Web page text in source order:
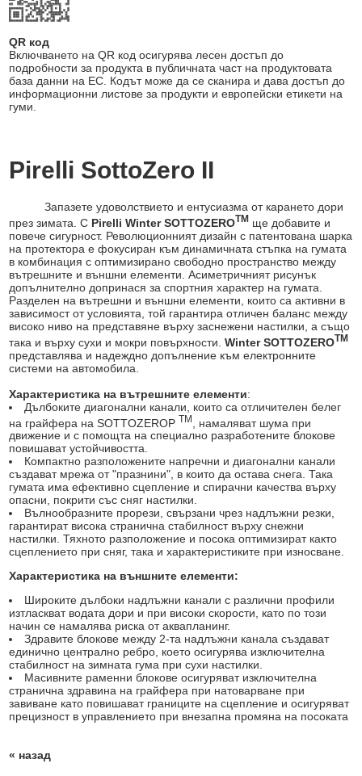
QR код
Включването на QR код осигурява лесен достъп до
подробности за продукта в публичната част на продуктовата
база данни на ЕС. Кодът може да се сканира и дава достъп до
информационни листове за продукти и европейски етикети на
гуми.
Pirelli SottoZero II
Запазете удоволствието и ентусиазма от карането дори
през зимата. С Pirelli Winter SOTTOZEROTM ще добавите и
повече сигурност. Революционният дизайн с патентована шарка
на протектора е фокусиран към динамичната стъпка на гумата
в комбинация с оптимизирано свободно пространство между
вътрешните и външни елементи. Асиметричният рисунък
допълнително допринася за спортния характер на гумата.
Разделен на вътрешни и външни елементи, които са активни в
зависимост от условията, той гарантира отличен баланс между
високо ниво на представяне върху заснежени настилки, а също
така и върху сухи и мокри повърхности.Winter SOTTOZEROTM
представлява и надеждно допълнение към електронните
системи на автомобила.
Характеристика на вътрешните елементи:
Дълбоките диагонални канали, които са отличителен белег
на грайфера на SOTTOZEROP TM
, намаляват шума при
движение и с помощта на специално разработените блокове
повишават устойчивостта.
Компактно разположените напречни и диагонални канали
създават мрежа от "празнини", в които да остава снега. Така
гумата има ефективно сцепление и спирачни качества върху
опасни, покрити със сняг настилки.
Вълнообразните прорези, свързани чрез надлъжни резки,
гарантират висока странична стабилност върху снежни
настилки. Тяхното разположение и посока оптимизират както
сцеплението при сняг, така и характеристиките при износване.
Характеристика на външните елементи:
Широките дълбоки надлъжни канали с различни профили
изтласкват водата дори и при високи скорости, като по този
начин се намалява риска от аквапланинг.
Здравите блокове между 2-та надлъжни канала създават
единично централно ребро, което осигурява изключителна
стабилност на зимната гума при сухи настилки.
Масивните раменни блокове осигуряват изключителна
странична здравина на грайфера при натоварване при
завиване като повишават границите на сцепление и осигуряват
прецизност в управлението при внезапна промяна на посоката
« назад